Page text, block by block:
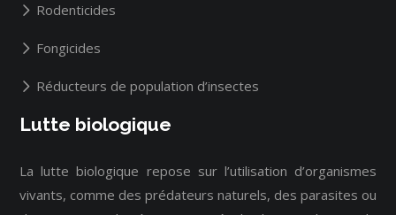
Rodenticides
Fongicides
Réducteurs de population d’insectes
Lutte biologique
La lutte biologique repose sur l’utilisation d’organismes
vivants, comme des prédateurs naturels, des parasites ou